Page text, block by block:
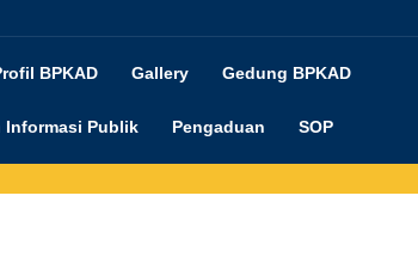
BPKAD Gallery Gedung BPKAD
Informasi Publik Pengaduan SOP